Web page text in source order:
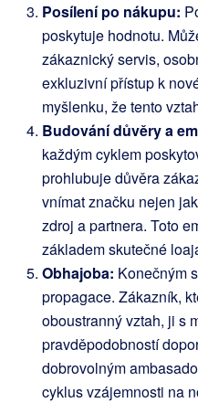
Posílení po nákupu:
poskytuje hodnotu.
zákaznický servis,
exkluzivní přístup k
myšlenku, že tento
Budování důvěry a
každým cyklem
prohlubuje důvěra
vnímat značku nejen
zdroj a partnera. Toto
základem skutečné
Obhajoba: Konečným
propagace. Zákazník,
oboustranný vztah, ji s
pravděpodobností
dobrovolným
cyklus vzájemnosti na